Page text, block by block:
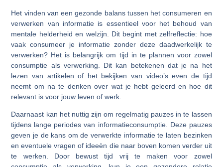
Het vinden van een gezonde balans tussen het consumeren en
verwerken van informatie is essentieel voor het behoud van
mentale helderheid en welzijn. Dit begint met zelfreflectie: hoe
vaak consumeer je informatie zonder deze daadwerkelijk te
verwerken? Het is belangrijk om tijd in te plannen voor zowel
consumptie als verwerking. Dit kan betekenen dat je na het
lezen van artikelen of het bekijken van video’s even de tijd
neemt om na te denken over wat je hebt geleerd en hoe dit
relevant is voor jouw leven of werk.
Daarnaast kan het nuttig zijn om regelmatig pauzes in te lassen
tijdens lange periodes van informatieconsumptie. Deze pauzes
geven je de kans om de verwerkte informatie te laten bezinken
en eventuele vragen of ideeën die naar boven komen verder uit
te werken. Door bewust tijd vrij te maken voor zowel